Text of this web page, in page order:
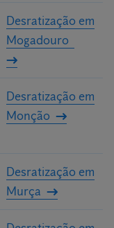
Desratização em
Mogadouro
Desratização em
Monção
Desratização em
Murça